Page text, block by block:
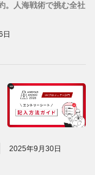
。人海戦術で挑む全社
日
2025年9月30日